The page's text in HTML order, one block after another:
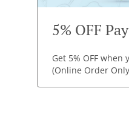
5% OFF
Get 5% OFF when
(Online Order